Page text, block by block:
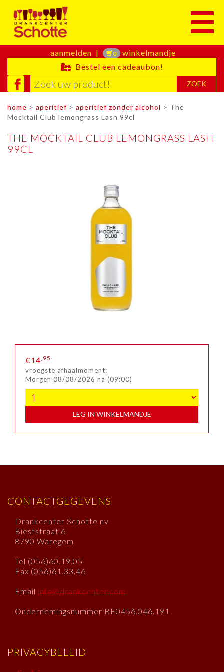
aanmelden | 0 winkelmandje
Bestel een cadeaubon!
ZOEK
home > aperitief > aperitief zonder alcohol > The
Mocktail Club lemongrass Lash 99cl
THE MOCKTAIL CLUB LEMONGRASS LASH
99CL
€14,95
vroegste afhaalmoment:
Morgen 08/08/2026 na (09:00)
LEG IN WINKELMANDJE
CONTACTGEGEVENS
Drankcenter Schotte nv
Bieststraat 6
8790 Waregem
Tel (056)60.19.05
Fax (056)61.33.46
Email info@drankcenter.com
Ondernemingsnummer BE0456.046.191
PRIVACYBELEID